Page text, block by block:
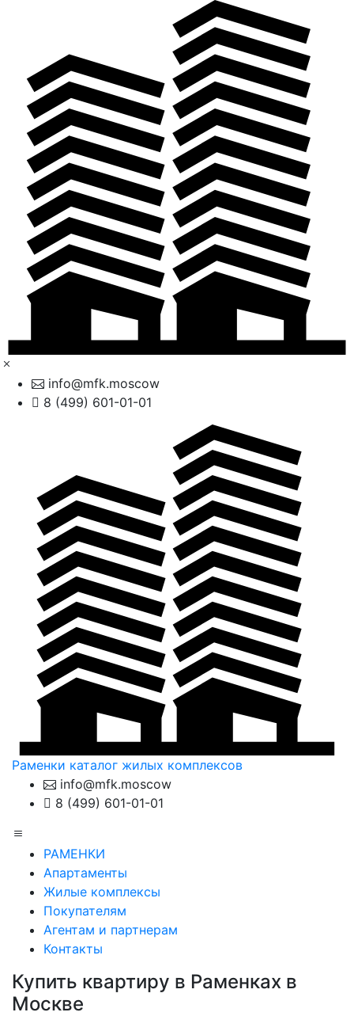
info@mfk.moscow
8 (499) 601-01-01
Раменки каталог жилых комплексов
info@mfk.moscow
8 (499) 601-01-01
РАМЕНКИ
Апартаменты
Жилые комплексы
Покупателям
Агентам и партнерам
Контакты
Купить квартиру в Раменках в
Москве